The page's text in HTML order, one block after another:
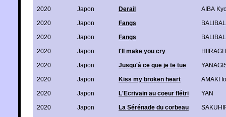
2020 Japon Derail
AIBA
2020
Japon Fangs
2020
Japon Fangs
2020
Japon I'll make you cry
HIIRAGI
2020
Japon Jusqu'à ce que je te tue
2020
Japon Kiss my broken heart
AMAKI Io
2020
Japon L'Ecrivain au coeur flétri
YAN
2020
Japon La Sérénade du corbeau